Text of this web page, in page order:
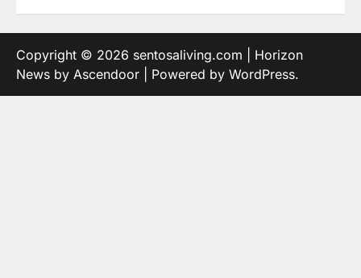
Copyright © 2026 sentosaliving.com | Horizon
News by Ascendoor | Powered by WordPress.